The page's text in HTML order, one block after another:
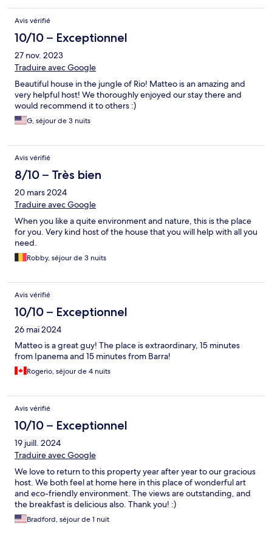
Avis vérifié
10/10 – Exceptionnel
27 nov. 2023
Traduire avec Google
Beautiful house in the jungle of Rio! Matteo is an amazing and
very helpful host! We thoroughly enjoyed our stay there and
would recommend it to others :)
G, séjour de 3 nuits
Avis vérifié
8/10 – Très bien
20 mars 2024
Traduire avec Google
When you like a quite environment and nature, this is the place
for you. Very kind host of the house that you will help with all you
need.
Robby, séjour de 3 nuits
Avis vérifié
10/10 – Exceptionnel
26 mai 2024
Matteo is a great guy! The place is extraordinary, 15 minutes
from Ipanema and 15 minutes from Barra!
Rogerio, séjour de 4 nuits
Avis vérifié
10/10 – Exceptionnel
19 juill. 2024
Traduire avec Google
We love to return to this property year after year to our gracious
host. We both feel at home here in this place of wonderful art
and eco-friendly environment. The views are outstanding, and
the breakfast is delicious also. Thank you! :)
Bradford, séjour de 1 nuit